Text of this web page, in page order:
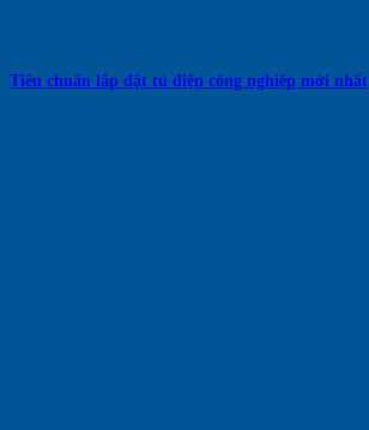
Tiêu chuẩn lắp đặt tủ điện công nghiệp mới nhất